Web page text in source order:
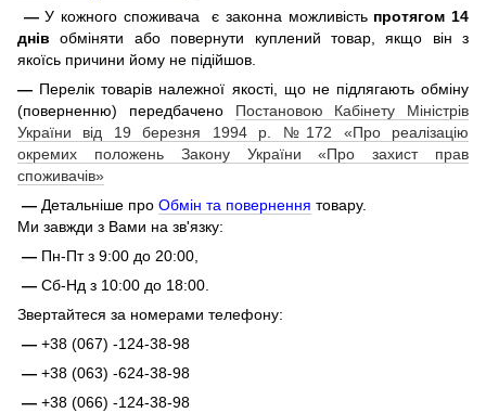
—У кожного споживача є законна можливість протягом 14
днів обміняти або повернути куплений товар, якщо він з
якоїсь причини йому не підійшов.
— Перелік товарів належної якості, що не підлягають обміну
(поверненню) передбачено Постановою Кабінету Міністрів
України від 19 березня 1994 р. №172 «Про реалізацію
окремих положень Закону України «Про захист прав
споживачів»
— Детальніше про Обмін та повернення товару.
Ми завжди з Вами на зв'язку:
— Пн-Пт з 9:00 до 20:00,
— Сб-Нд з 10:00 до 18:00.
Звертайтеся за номерами телефону:
— +38 (067) -124-38-98
— +38 (063) -624-38-98
— +38 (066) -124-38-98